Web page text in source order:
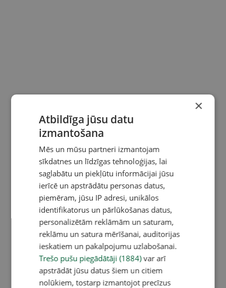
×
Atbildīga jūsu datu
izmantošana
Mēs un mūsu partneri izmantojam
sīkdatnes un līdzīgas tehnoloģijas, lai
saglabātu un piekļūtu informācijai jūsu
ierīcē un apstrādātu personas datus,
piemēram, jūsu IP adresi, unikālos
identifikatorus un pārlūkošanas datus,
personalizētām reklāmām un saturam,
reklāmu un satura mērīšanai, auditorijas
ieskatiem un pakalpojumu uzlabošanai.
Trešo pušu piegādātāji (1884)var arī
apstrādāt jūsu datus šiem un citiem
nolūkiem, tostarp izmantojot precīzus